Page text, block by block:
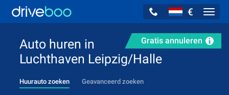
€
Gratis annuleren
Auto huren in
Luchthaven Leipzig/Halle
Huurauto zoeken Geavanceerd zoeken